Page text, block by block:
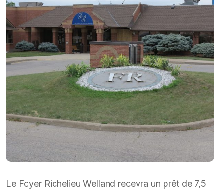
Le Foyer Richelieu Welland recevra un prêt de 7,5